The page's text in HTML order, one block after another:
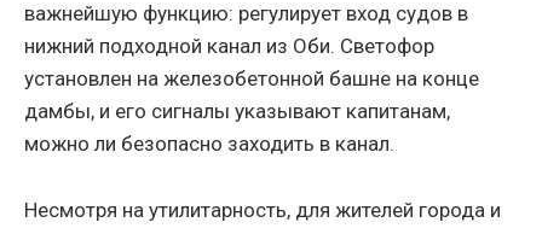
важнейшую функцию: регулирует вход судов в
нижний подходной канал из Оби. Светофор
установлен на железобетонной башне на конце
дамбы, и его сигналы указывают капитанам,
можно ли безопасно заходить в канал.
Несмотря на утилитарность, для жителей города и